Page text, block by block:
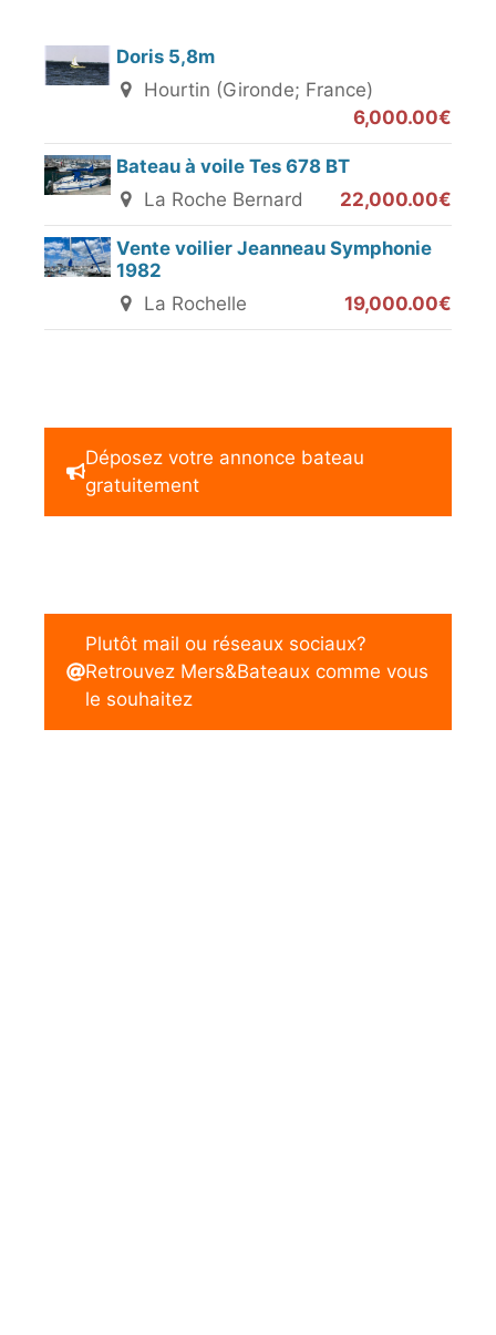
Doris 5,8m
Hourtin (Gironde; France)
6,000.00€
Bateau à voile Tes 678 BT
La Roche Bernard
22,000.00€
Vente voilier Jeanneau Symphonie
1982
La Rochelle
19,000.00€
Déposez votre annonce bateau
gratuitement
Plutôt mail ou réseaux sociaux?
Retrouvez Mers&Bateaux comme vous
le souhaitez